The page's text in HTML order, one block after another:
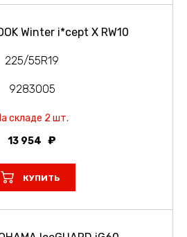
Winter i*cept X RW10
225/55R19
9283005
складе 2 шт.
13 954
КУПИТЬ